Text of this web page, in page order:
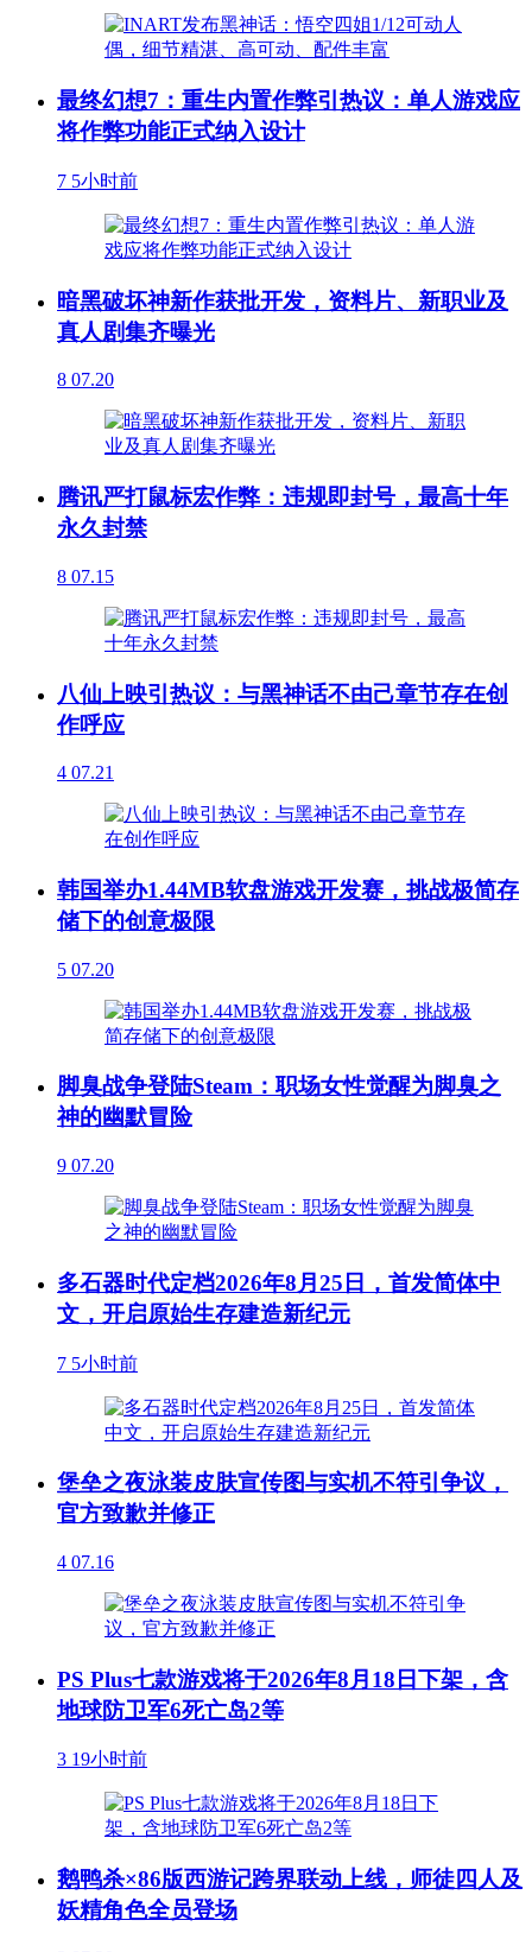
最终幻想7：重生内置作弊引热议：单人游戏应
将作弊功能正式纳入设计
7 5小时前
暗黑破坏神新作获批开发，资料片、新职业及
真人剧集齐曝光
8 07.20
腾讯严打鼠标宏作弊：违规即封号，最高十年
永久封禁
8 07.15
八仙上映引热议：与黑神话不由己章节存在创
作呼应
4 07.21
韩国举办1.44MB软盘游戏开发赛，挑战极简存
储下的创意极限
5 07.20
脚臭战争登陆Steam：职场女性觉醒为脚臭之
神的幽默冒险
9 07.20
多石器时代定档2026年8月25日，首发简体中
文，开启原始生存建造新纪元
7 5小时前
堡垒之夜泳装皮肤宣传图与实机不符引争议，
官方致歉并修正
4 07.16
PS Plus七款游戏将于2026年8月18日下架，含
地球防卫军6死亡岛2等
3 19小时前
鹅鸭杀×86版西游记跨界联动上线，师徒四人及
妖精角色全员登场